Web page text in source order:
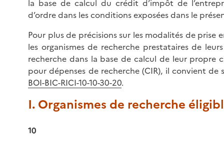
la base de calcul du crédit d’impôt de
d’ordre dans les conditions exposées dans le
Pour plus de précisions sur les modalités de prise
les organismes de recherche prestataires de
recherche dans la base de calcul de leur propre
pour dépenses de recherche (CIR), il convient de
BOI-BIC-RICI-10-10-30-20.
I. Organismes de recherche
10